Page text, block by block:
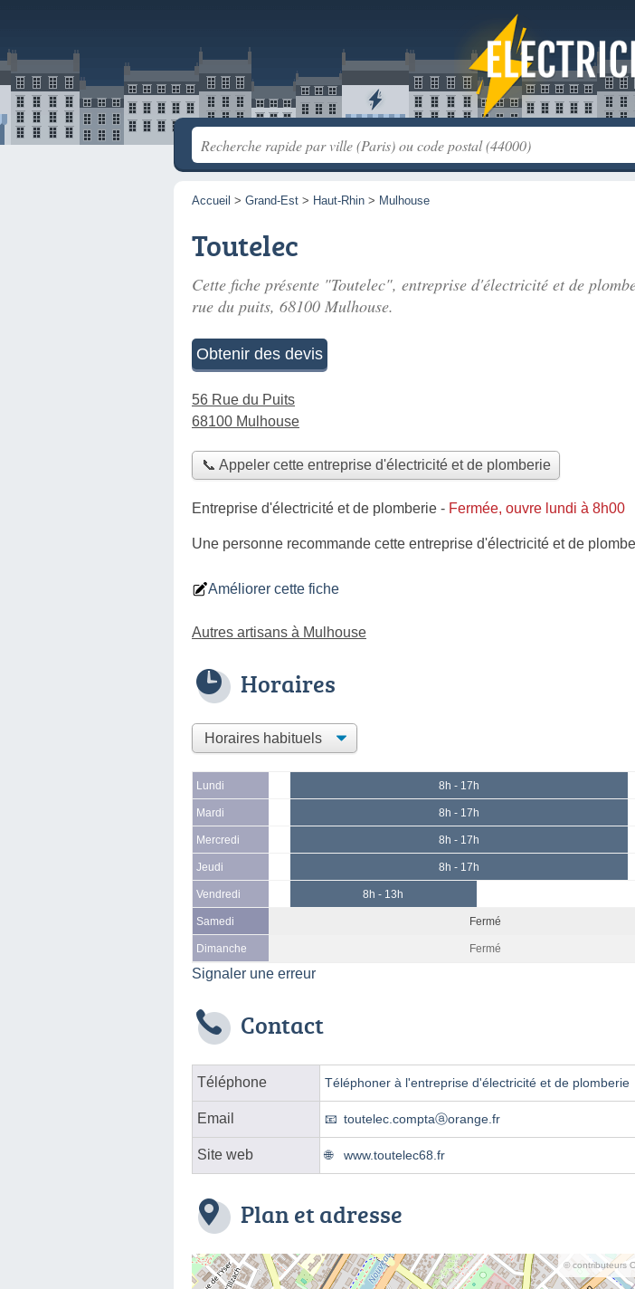
Accueil > Grand-Est > Haut-Rhin > Mulhouse
Toutelec
Cette fiche présente "Toutelec", entreprise d'électricité et de
rue du puits, 68100 Mulhouse.
Obtenir des devis
56 Rue du Puits
68100 Mulhouse
📞 Appeler cette entreprise d'électricité et de plomberie
Entreprise d'électricité et de plomberie - Fermée, ouvre lundi à 8h00
Une personne recommande cette entreprise d'électricité et de
Améliorer cette fiche
Autres artisans à Mulhouse
Horaires
Lundi 8h - 17h
Mardi 8h - 17h
Mercredi 8h - 17h
Jeudi 8h - 17h
Vendredi 8h - 13h
Samedi Fermé
Dimanche Fermé
Signaler une erreur
Contact
Téléphone Téléphoner à l'entreprise d'électricité et de plomberie
Email toutelec.comptaⓐorange.fr
Site web www.toutelec68.fr
Plan et adresse
© contributeurs